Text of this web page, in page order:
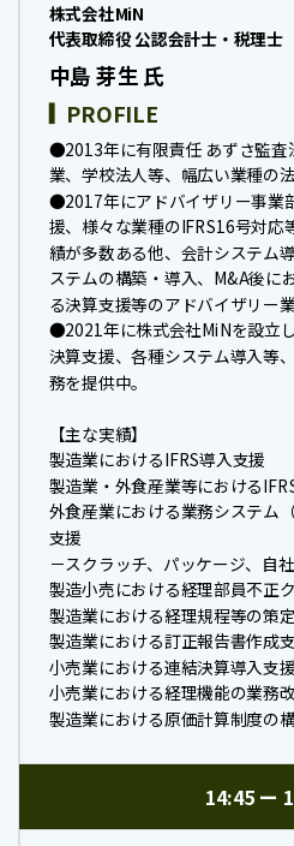
株式会社MiN
代表取締役 公認会計士・税理士
中島 芽生 氏
PROFILE
●2013年に有限責任 あずさ監査
業、学校法人等、幅広い業種の
●2017年にアドバイザリー事業
援、様々な業種のIFRS16号対応
績が多数ある他、会計システム
ステムの構築・導入、M&A後に
る決算支援等のアドバイザリー
●2021年に株式会社MiNを設立
決算支援、各種システム導入等
務を提供中。
【主な実績】
製造業におけるIFRS導入支援
製造業・外食産業等における
外食産業における業務システム
支援
－スクラッチ、パッケージ、自
製造小売における経理部員不正
製造業における経理規程等の策
製造業における訂正報告書作成
小売業における連結決算導入支
小売業における経理機能の業務
製造業における原価計算制度の
14:45